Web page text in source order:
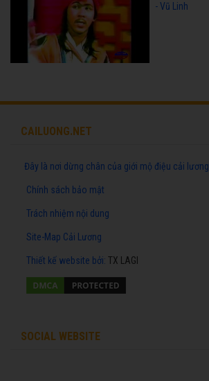
- Vũ Linh
CAILUONG.NET
Đây là nơi dừng chân của giới mộ điệu cải lương
Chính sách bảo mật
Trách nhiệm nội dung
Site-Map Cải Lương
Thiết kế website bởi: TX LAGI
SOCIAL WEBSITE